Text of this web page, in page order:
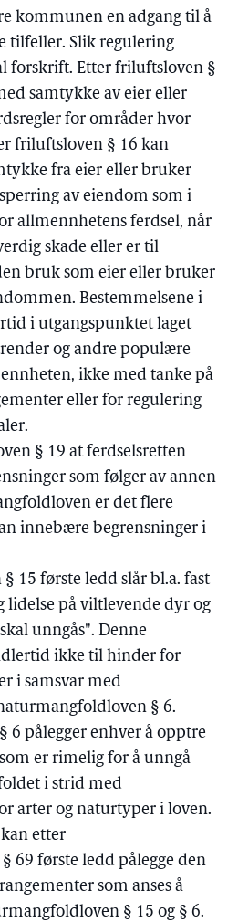
kommunen en adgang til å
tilfeller. Slik regulering
forskrift. Etter friluftsloven §
samtykke av eier eller
for områder hvor
friluftsloven § 16 kan
fra eier eller bruker
av eiendom som i
allmennhetens ferdsel, når
skade eller er til
bruk som eier eller bruker
Bestemmelsene i
i utgangspunktet laget
og andre populære
ikke med tanke på
eller for regulering
§ 19 at ferdselsretten
som følger av annen
er det flere
innebære begrensninger i
15 første ledd slår bl.a. fast
lidelse på viltlevende dyr og
unngås". Denne
ikke til hinder for
i samsvar med
§ 6.
6 pålegger enhver å opptre
er rimelig for å unngå
i strid med
arter og naturtyper i loven.
etter
69 første ledd pålegge den
som anses å
§ 15 og § 6.